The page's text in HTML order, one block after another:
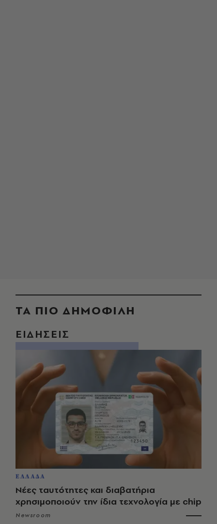
ΤΑ ΠΙΟ ΔΗΜΟΦΙΛΗ
ΕΙΔΗΣΕΙΣ
ΕΛΛΑΔΑ
Νέες ταυτότητες και διαβατήρια
χρησιμοποιούν την ίδια τεχνολογία με chip
Newsroom